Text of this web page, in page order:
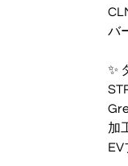
バ
✨
加
EV